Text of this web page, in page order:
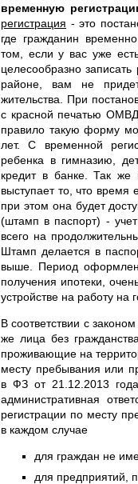
временную
регистрация - это
где гражданин
том, если у вас уже
целесообразно
районе, вам не
жительства. При
с красной печатью
правило такую форму
лет. С временной
ребенка в гимназию,
кредит в банке. Так же
выступает то, что время
при этом она будет
(штамп в паспорт) -
всего на
Штамп делается в
выше. Период
получения ипотеки,
устройстве на работу на
В соответствии с
же лица без
проживающие на
месту пребывания или
в ФЗ от 21.12.2013
административная
регистрации по месту
в каждом случае
для граждан не
для предприятий,